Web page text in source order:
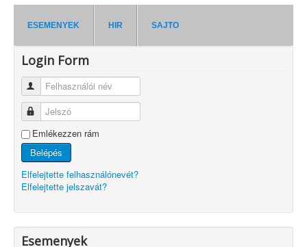
ESEMENYEK HIR SAJTO
Login Form
Felhasználói név
Jelszó
Emlékezzen rám
Belépés
Elfelejtette felhasználónevét?
Elfelejtette jelszavát?
Esemenyek